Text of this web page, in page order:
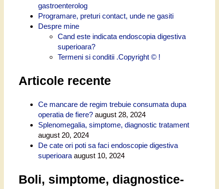
gastroenterolog
Programare, preturi contact, unde ne gasiti
Despre mine
Cand este indicata endoscopia digestiva
superioara?
Termeni si conditii .Copyright © !
Articole recente
Ce mancare de regim trebuie consumata dupa
operatia de fiere? august 28, 2024
Splenomegalia, simptome, diagnostic tratament
august 20, 2024
De cate ori poti sa faci endoscopie digestiva
superioara august 10, 2024
Boli, simptome, diagnostice-